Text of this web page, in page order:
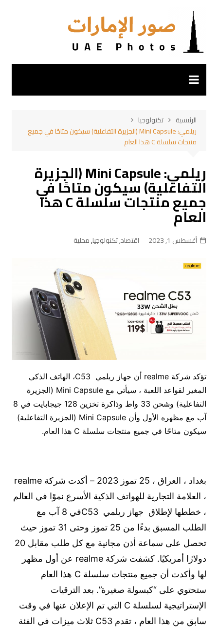
المحتوى
الرئيسية
تكنولوجيا
ريلمي: Mini Capsule (الجزيرة التفاعلية) سيكون متاحًا في جميع
منتجات سلسلة C هذا العام
ريلمي: Mini Capsule (الجزيرة
التفاعلية) سيكون متاحًا في
جميع منتجات سلسلة C هذا
العام
أغسطس 1, 2023 اقتصاد,تكنولوجيا,محلية
تؤكد شركة realme أن جهاز ريلمي C53، الهاتف الذكي
المغير لقواعد اللعبة ، سيأتي مع Mini Capsule (الجزيرة
التفاعلية) وشحن 33 واط وذاكرة تخزين 128 جيجابايت في 8
آب مع مظهره الأول وأن Mini Capsule (الجزيرة التفاعلية)
سيكون متاحًا في جميع منتجات سلسلة C هذا العام.
بغداد ، العراق ، 25 تموز 2023 – أكدت شركة realme
، العلامة التجارية للهواتف الذكية الأسرع نموًا في العالم
، خططها لإطلاق جهاز ريلمي C53في 8 آب مع
الطلب المسبق بدءًا من 25 تموز وحتى 31 تموز حيث
تحصل على سماعة أذن مجانية مع كل طلب مقابل 20
دولارًا أمريكيًا. كشفت شركة realme عن أول مظهر
لها وأكدت أن جميع منتجات سلسلة C هذا العام
ستحتوي على “كبسولة صغيرة”. بعد الترقيات
الإستراتيجية لسلسلة C التي تم الإعلان عنها في وقت
سابق من هذا العام ، تقدم C53 ثلاث ميزات في الفئة